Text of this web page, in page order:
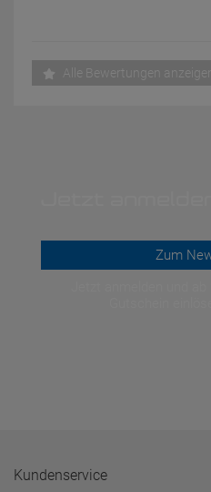
Alle Bewertungen anzeigen
Zum
Kundenservice